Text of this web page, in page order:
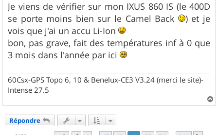
Je viens de vérifier sur mon IXUS 860 IS (le 400D
se porte moins bien sur le Camel Back
) et je
vois que j'ai un accu Li-Ion
bon, pas grave, fait des températures inf à 0 que
3 mois dans l'année par ici
60Csx-GPS Topo 6, 10 & Benelux-CE3 V3.24 (merci le site)-
Intense 27.5
a
Répondre